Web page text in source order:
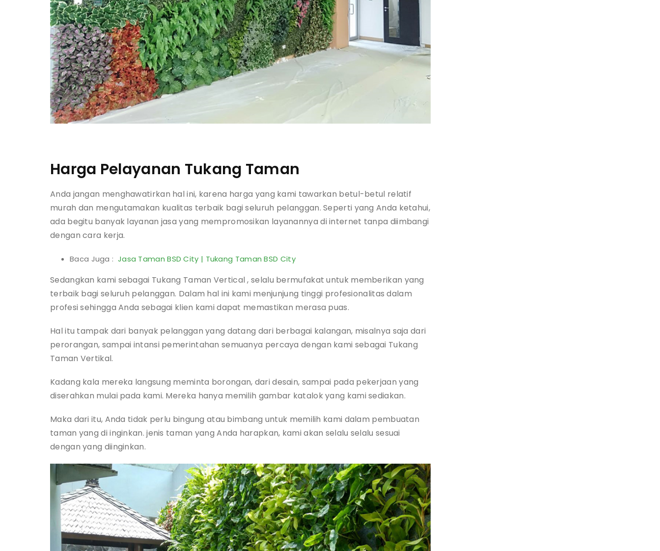
Harga Pelayanan Tukang Taman
Anda jangan menghawatirkan hal ini, karena harga yang kami tawarkan betul-betul relatif
murah dan mengutamakan kualitas terbaik bagi seluruh pelanggan. Seperti yang Anda ketahui,
ada begitu banyak layanan jasa yang mempromosikan layanannya di internet tanpa diimbangi
dengan cara kerja.
Baca Juga : Jasa Taman BSD City | Tukang Taman BSD City
Sedangkan kami sebagai Tukang Taman Vertical , selalu bermufakat untuk memberikan yang
terbaik bagi seluruh pelanggan. Dalam hal ini kami menjunjung tinggi profesionalitas dalam
profesi sehingga Anda sebagai klien kami dapat memastikan merasa puas.
Hal itu tampak dari banyak pelanggan yang datang dari berbagai kalangan, misalnya saja dari
perorangan, sampai intansi pemerintahan semuanya percaya dengan kami sebagai Tukang
Taman Vertikal.
Kadang kala mereka langsung meminta borongan, dari desain, sampai pada pekerjaan yang
diserahkan mulai pada kami. Mereka hanya memilih gambar katalok yang kami sediakan.
Maka dari itu, Anda tidak perlu bingung atau bimbang untuk memilih kami dalam pembuatan
taman yang di inginkan. jenis taman yang Anda harapkan, kami akan selalu selalu sesuai
dengan yang diinginkan.